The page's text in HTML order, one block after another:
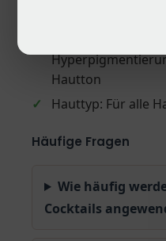
Hautton
✓
Hauttyp: Für alle
Häufige Fragen
Wie häufig
Cocktails